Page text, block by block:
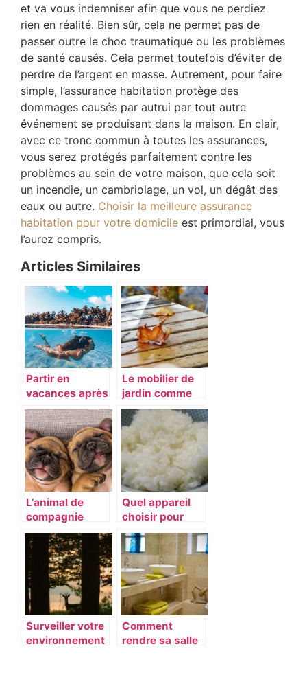
et va vous indemniser afin que vous ne perdiez
rien en réalité. Bien sûr, cela ne permet pas de
passer outre le choc traumatique ou les problèmes
de santé causés. Cela permet toutefois d’éviter de
perdre de l’argent en masse. Autrement, pour faire
simple, l’assurance habitation protège des
dommages causés par autrui par tout autre
événement se produisant dans la maison. En clair,
avec ce tronc commun à toutes les assurances,
vous serez protégés parfaitement contre les
problèmes au sein de votre maison, que cela soit
un incendie, un cambriolage, un vol, un dégât des
eaux ou autre. Choisir la meilleure assurance
habitation pour votre domicile est primordial, vous
l’aurez compris.
Articles Similaires
Partir en
vacances après
de longs mois
de travail
Le mobilier de
jardin comme
prolongement
de votre
interieur
L’animal de
compagnie
idéal pour vous
Quel appareil
choisir pour
une bonne
préparation du
riz ?
Surveiller votre
environnement
Comment
rendre sa salle